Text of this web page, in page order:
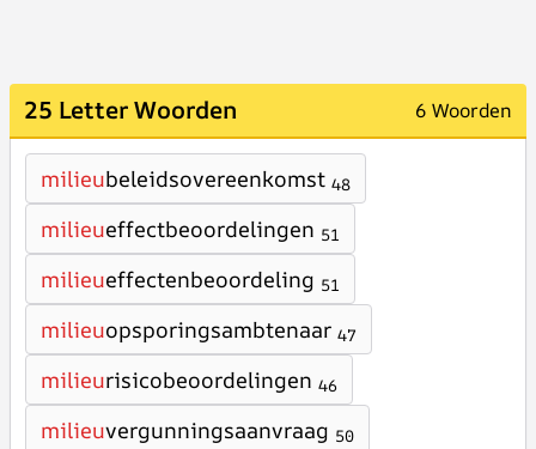
25 Letter Woorden 6 Woorden
milieubeleidsovereenkomst 48
milieueffectbeoordelingen 51
milieueffectenbeoordeling 51
milieuopsporingsambtenaar 47
milieurisicobeoordelingen 46
milieuvergunningsaanvraag 50